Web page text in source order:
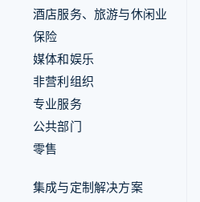
酒店服务、旅游与休闲业
保险
媒体和娱乐
非营利组织
专业服务
公共部门
零售
集成与定制解决方案